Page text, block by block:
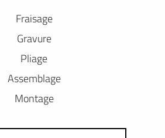
Fraisage
Gravure
Pliage
Assemblage
Montage